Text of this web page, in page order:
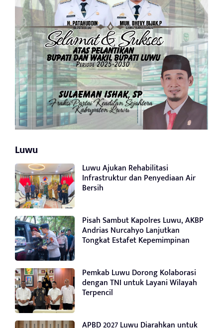
Luwu
Luwu Ajukan Rehabilitasi
Infrastruktur dan Penyediaan Air
Bersih
Pisah Sambut Kapolres Luwu, AKBP
Andrias Nurcahyo Lanjutkan
Tongkat Estafet Kepemimpinan
Pemkab Luwu Dorong Kolaborasi
dengan TNI untuk Layani Wilayah
Terpencil